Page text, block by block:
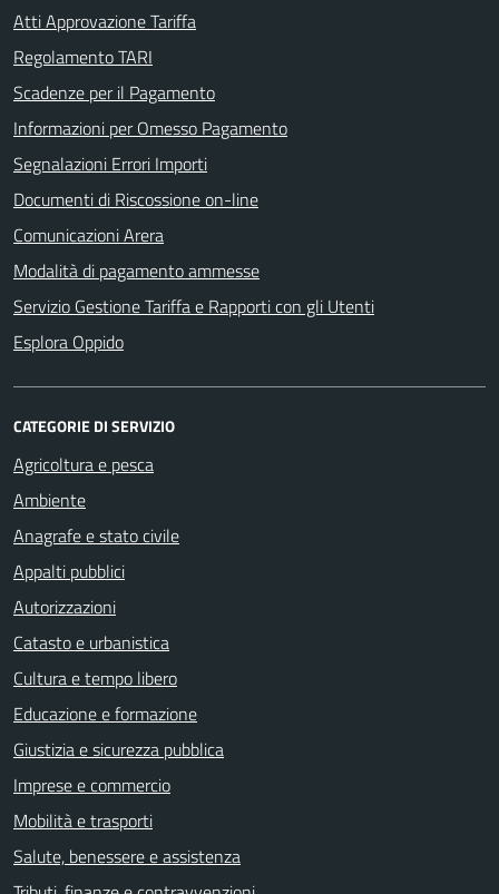
Atti Approvazione Tariffa
Regolamento TARI
Scadenze per il Pagamento
Informazioni per Omesso Pagamento
Segnalazioni Errori Importi
Documenti di Riscossione on-line
Comunicazioni Arera
Modalità di pagamento ammesse
Servizio Gestione Tariffa e Rapporti con gli Utenti
Esplora Oppido
CATEGORIE DI SERVIZIO
Agricoltura e pesca
Ambiente
Anagrafe e stato civile
Appalti pubblici
Autorizzazioni
Catasto e urbanistica
Cultura e tempo libero
Educazione e formazione
Giustizia e sicurezza pubblica
Imprese e commercio
Mobilità e trasporti
Salute, benessere e assistenza